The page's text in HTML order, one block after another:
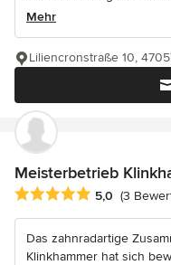
Mehr
Liliencronstraße 10,
Meisterbetrieb
Durchschnittliche
5,0 (3
Das zahnradartige
Klinkhammer hat sich